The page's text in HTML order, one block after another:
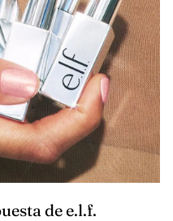
de e.l.f.